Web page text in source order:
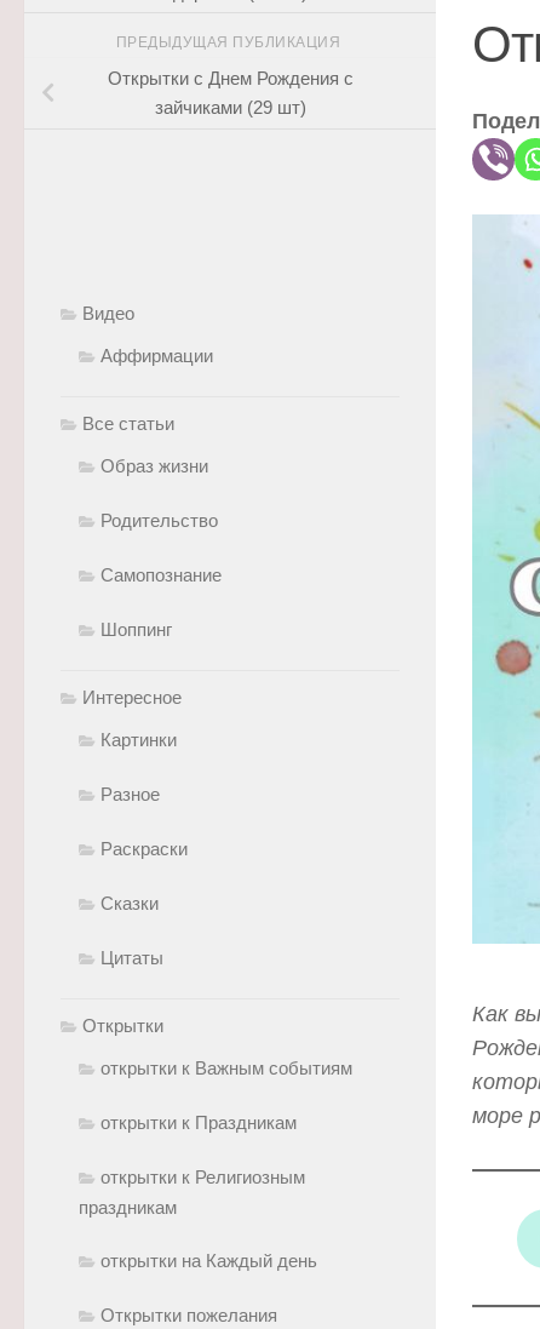
Как
море
ПРЕДЫДУЩАЯ ПУБЛИКАЦИЯ
Открытки с Днем Рождения с
зайчиками (29 шт)
Видео
Аффирмации
Все статьи
Образ жизни
Родительство
Самопознание
Шоппинг
Интересное
Картинки
Разное
Раскраски
Сказки
Цитаты
Открытки
открытки к Важным событиям
открытки к Праздникам
открытки к Религиозным
праздникам
открытки на Каждый день
Открытки пожелания